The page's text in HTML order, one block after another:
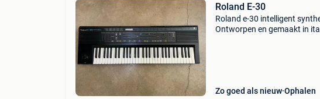
Roland E-30
Roland e-30 intelligent
Ontworpen en gemaakt in
Zo goed als nieuw Ophalen